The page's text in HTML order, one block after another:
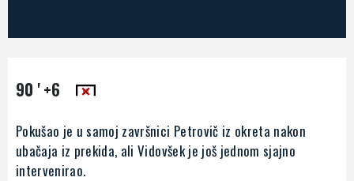
90 '+6
Pokušao je u samoj završnici Petrovič iz okreta nakon
ubačaja iz prekida, ali Vidovšek je još jednom sjajno
intervenirao.